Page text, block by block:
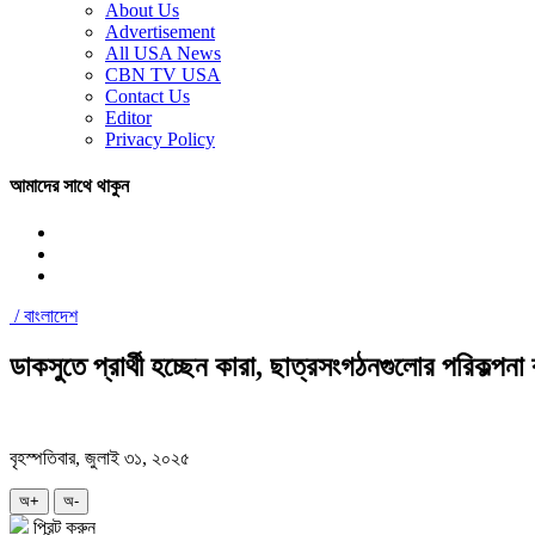
About Us
Advertisement
All USA News
CBN TV USA
Contact Us
Editor
Privacy Policy
আমাদের সাথে থাকুন
/বাংলাদেশ
ডাকসুতে প্রার্থী হচ্ছেন কারা, ছাত্রসংগঠনগুলোর পরিকল্পনা
বৃহস্পতিবার, জুলাই ৩১, ২০২৫
অ+ অ-
প্রিন্ট করুন